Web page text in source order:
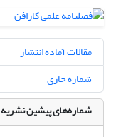
مقالات آماده انتشار
شماره جاری
شماره‌های پیشین نشریه